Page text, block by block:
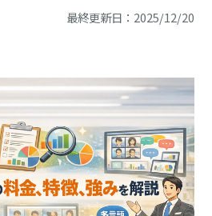
最終更新日：2025/12/20